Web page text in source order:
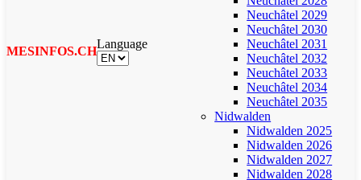
MESINFOS.CH
Language
Neuchâtel 2029
Neuchâtel 2030
Neuchâtel 2031
Neuchâtel 2032
Neuchâtel 2033
Neuchâtel 2034
Neuchâtel 2035
Nidwalden
Nidwalden 2025
Nidwalden 2026
Nidwalden 2027
Nidwalden 2028